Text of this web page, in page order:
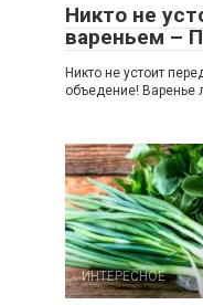
Никто не
вареньем –
Никто не устоит
объедение! Варенье
ИНТЕРЕСНОЕ